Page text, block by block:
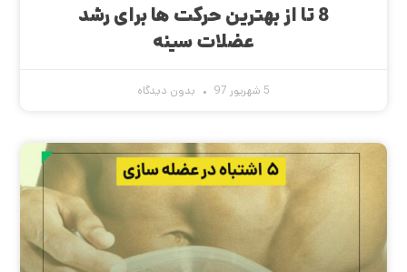
8 تا از بهترین حرکت ها برای رشد
عضلات سینه
5 شهریور 97 بدون دیدگاه